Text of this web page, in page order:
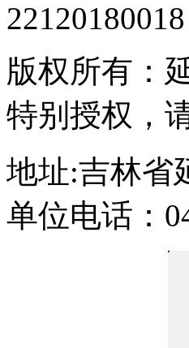
22120180018
版权所有：
特别授权，
地址:吉林省
单位电话：